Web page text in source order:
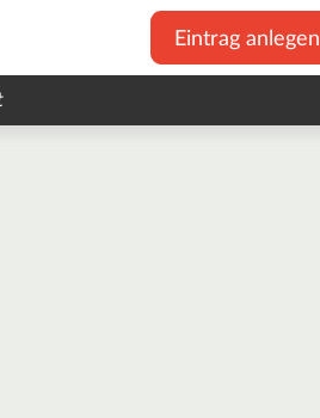
Eintrag anlegen